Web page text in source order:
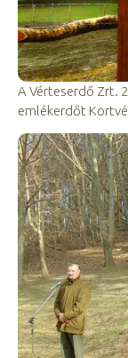
A Vérteserdő Zrt.
emlékerdőt